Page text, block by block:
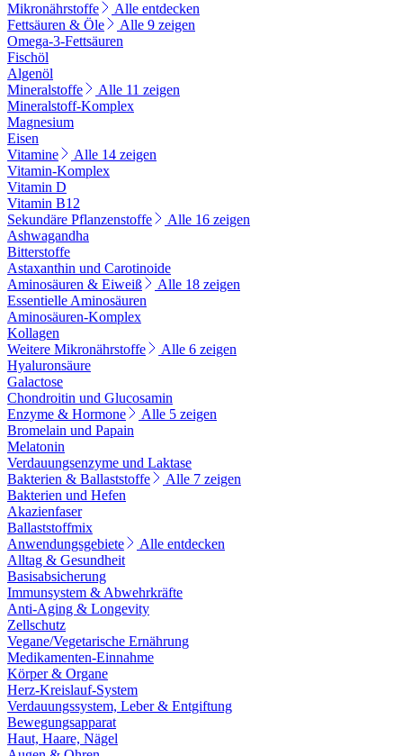
Mikronährstoffe
Alle entdecken
Fettsäuren & Öle
Alle 9 zeigen
Omega-3-Fettsäuren
Fischöl
Algenöl
Mineralstoffe
Alle 11 zeigen
Mineralstoff-Komplex
Magnesium
Eisen
Vitamine
Alle 14 zeigen
Vitamin-Komplex
Vitamin D
Vitamin B12
Sekundäre Pflanzenstoffe
Alle 16 zeigen
Ashwagandha
Bitterstoffe
Astaxanthin und Carotinoide
Aminosäuren & Eiweiß
Alle 18 zeigen
Essentielle Aminosäuren
Aminosäuren-Komplex
Kollagen
Weitere Mikronährstoffe
Alle 6 zeigen
Hyaluronsäure
Galactose
Chondroitin und Glucosamin
Enzyme & Hormone
Alle 5 zeigen
Bromelain und Papain
Melatonin
Verdauungsenzyme und Laktase
Bakterien & Ballaststoffe
Alle 7 zeigen
Bakterien und Hefen
Akazienfaser
Ballaststoffmix
Anwendungsgebiete
Alle entdecken
Alltag & Gesundheit
Basisabsicherung
Immunsystem & Abwehrkräfte
Anti-Aging & Longevity
Zellschutz
Vegane/Vegetarische Ernährung
Medikamenten-Einnahme
Körper & Organe
Herz-Kreislauf-System
Verdauungssystem, Leber & Entgiftung
Bewegungsapparat
Haut, Haare, Nägel